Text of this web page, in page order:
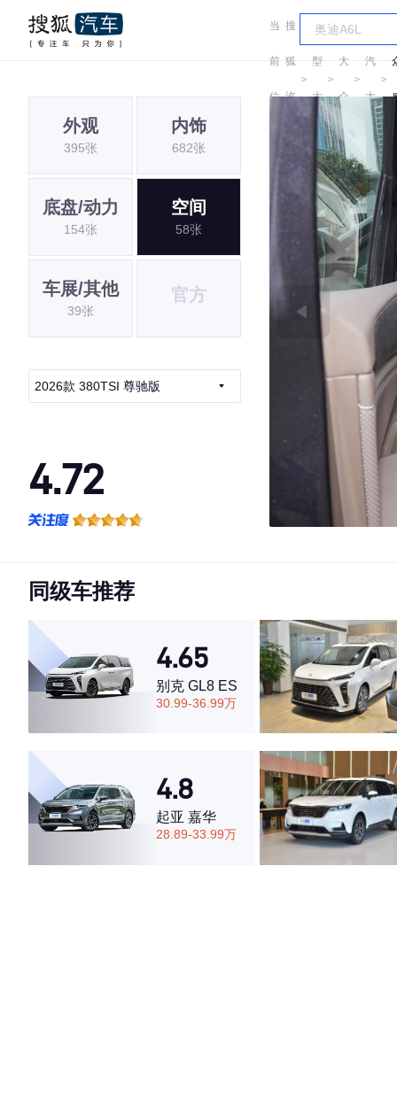
当
前
位
搜
狐
汽
车
＞
车
型
大
全
＞
大
众
＞
汽
大
众
＞
外观
395张
内饰
682张
底盘/动力
154张
空间
58张
车展/其他
39张
官方
2026款 380TSI 尊驰版
4.72
·空间表现一般，低于55%同级车
同级车推荐
4.65
别克 GL8 ES
30.99-36.99万
4.8
起亚 嘉华
28.89-33.99万